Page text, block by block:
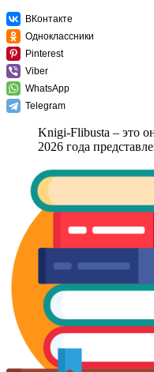
ВКонтакте
Одноклассники
Pinterest
Viber
WhatsApp
Telegram
Knigi-Flibusta – это
2026 года